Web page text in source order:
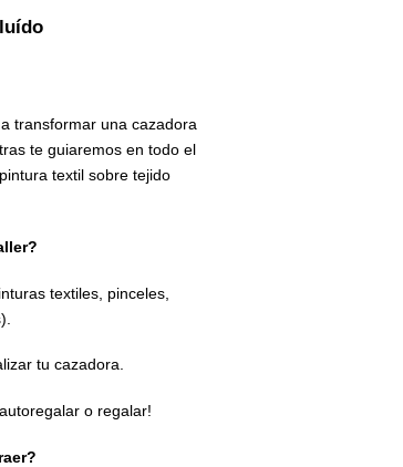
transformar una cazadora
te guiaremos en todo el
textil sobre tejido
textiles, pinceles,
tu cazadora.
o regalar!